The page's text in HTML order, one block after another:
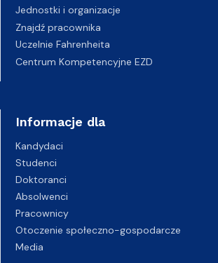
Jednostki i organizacje
Znajdź pracownika
Uczelnie Fahrenheita
Centrum Kompetencyjne EZD
Informacje dla
Kandydaci
Studenci
Doktoranci
Absolwenci
Pracownicy
Otoczenie społeczno-gospodarcze
Media